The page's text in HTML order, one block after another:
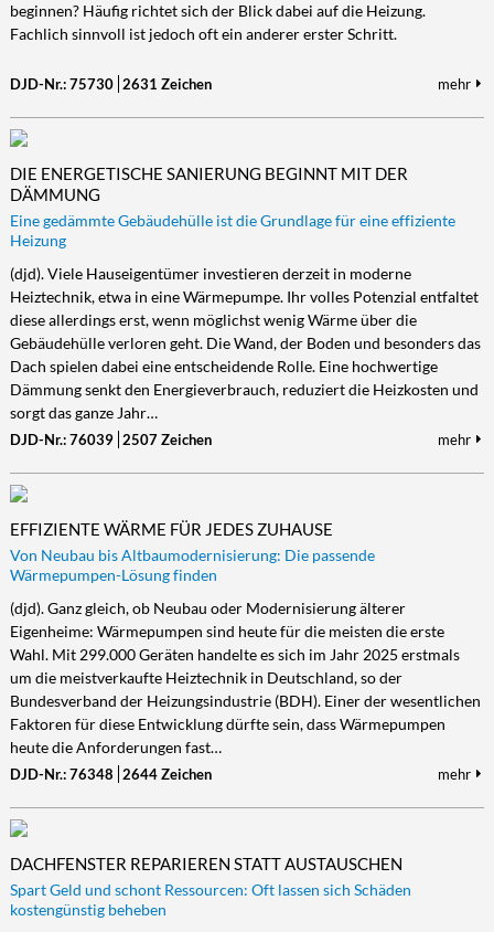
beginnen? Häufig richtet sich der Blick dabei auf die Heizung.
Fachlich sinnvoll ist jedoch oft ein anderer erster Schritt.
DJD-Nr.: 75730 2631 Zeichen mehr
DIE ENERGETISCHE SANIERUNG BEGINNT MIT DER
DÄMMUNG
Eine gedämmte Gebäudehülle ist die Grundlage für eine effiziente
Heizung
(djd). Viele Hauseigentümer investieren derzeit in moderne
Heiztechnik, etwa in eine Wärmepumpe. Ihr volles Potenzial entfaltet
diese allerdings erst, wenn möglichst wenig Wärme über die
Gebäudehülle verloren geht. Die Wand, der Boden und besonders das
Dach spielen dabei eine entscheidende Rolle. Eine hochwertige
Dämmung senkt den Energieverbrauch, reduziert die Heizkosten und
sorgt das ganze Jahr…
DJD-Nr.: 76039 2507 Zeichen mehr
EFFIZIENTE WÄRME FÜR JEDES ZUHAUSE
Von Neubau bis Altbaumodernisierung: Die passende
Wärmepumpen-Lösung finden
(djd). Ganz gleich, ob Neubau oder Modernisierung älterer
Eigenheime: Wärmepumpen sind heute für die meisten die erste
Wahl. Mit 299.000 Geräten handelte es sich im Jahr 2025 erstmals
um die meistverkaufte Heiztechnik in Deutschland, so der
Bundesverband der Heizungsindustrie (BDH). Einer der wesentlichen
Faktoren für diese Entwicklung dürfte sein, dass Wärmepumpen
heute die Anforderungen fast…
DJD-Nr.: 76348 2644 Zeichen mehr
DACHFENSTER REPARIEREN STATT AUSTAUSCHEN
Spart Geld und schont Ressourcen: Oft lassen sich Schäden
kostengünstig beheben